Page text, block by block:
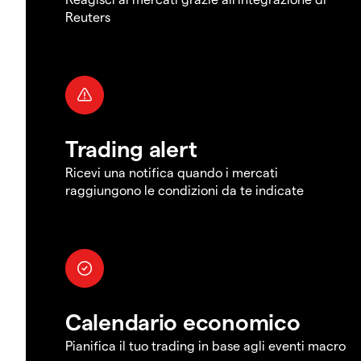
Reuters
Trading alert
Ricevi una notifica quando i mercati
raggiungono le condizioni da te indicate
Calendario economico
Pianifica il tuo trading in base agli eventi macro